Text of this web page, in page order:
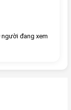
người đang xem